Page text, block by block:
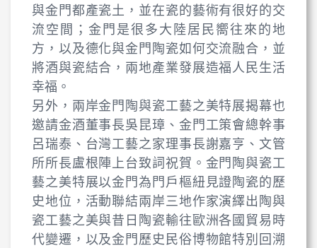
與金門都產瓷土，並在瓷的藝術有很好的交
流空間；金門是很多大陸居民嚮往來的地
方，以及德化與金門陶瓷如何交流融合，並
將酒與瓷結合，兩地產業發展造福人民生活
幸福。
另外，兩岸金門陶與瓷工藝之美特展揭幕也
邀請金酒董事長吳昆璋、金門工策會總幹事
呂瑞泰、台灣工藝之家理事長謝嘉亨、文管
所所長盧根陣上台致詞祝賀。金門陶與瓷工
藝之美特展以金門為門戶樞紐見證陶瓷的歷
史地位，活動聯結兩岸三地作家演繹出陶與
瓷工藝之美與昔日陶瓷輸往歐洲各國貿易時
代變遷，以及金門歷史民俗博物館特別回溯